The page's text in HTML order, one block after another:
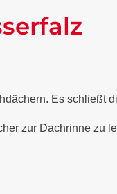
Es schließt
zur Dachrinne zu